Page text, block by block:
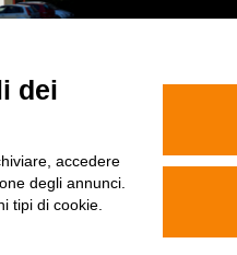
dei
accedere
degli annunci.
tipi di cookie.